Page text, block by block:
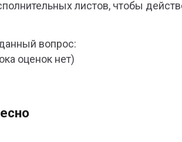
листов, чтобы
вопрос:
оценок нет)